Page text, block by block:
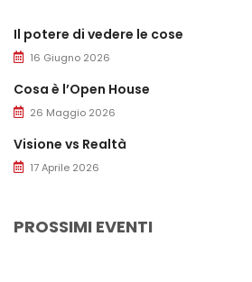
Il potere di vedere le cose
16 Giugno 2026
Cosa è l’Open House
26 Maggio 2026
Visione vs Realtà
17 Aprile 2026
PROSSIMI EVENTI